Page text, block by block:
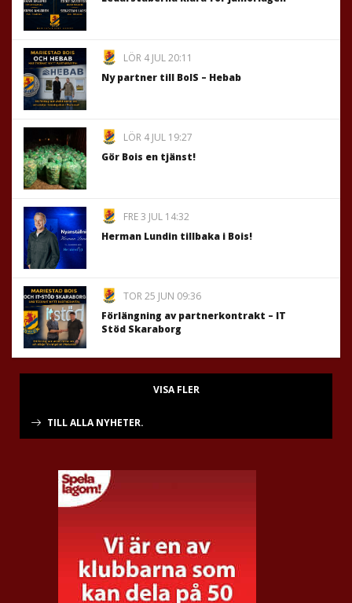
LÖR 4 JUL 20:11
Ny partner till BoIS – Hebab
LÖR 4 JUL 19:27
Gör Bois en tjänst!
FRE 3 JUL 14:32
Herman Lundin tillbaka i Bois!
TOR 25 JUN 09:36
Förlängning av partnerkontrakt – IT
Stöd Skaraborg
VISA FLER
TILL ALLA NYHETER.